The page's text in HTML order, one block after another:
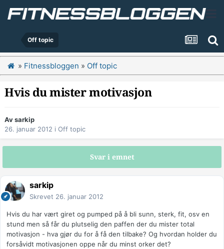
Off topic
» Fitnessbloggen » Off topic
Hvis du mister motivasjon
Avsarkip
26. januar 2012 i Off topic
Svar i emnet
sarkip
Skrevet 26. januar 2012
Hvis du har vært giret og pumped på å bli sunn, sterk, fit, osv en
stund men så får du plutselig den paffen der du mister total
motivasjon - hva gjør du for å få den tilbake? Og hvordan holder du
forsåvidt motivasjonen oppe når du minst orker det?